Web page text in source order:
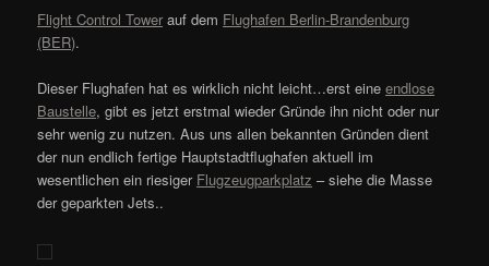
Flight Control Tower auf dem Flughafen Berlin-Brandenburg
(BER).
Dieser Flughafen hat es wirklich nicht leicht…erst eineendlose
Baustelle, gibt es jetzt erstmal wieder Gründe ihn nicht oder nur
sehr wenig zu nutzen. Aus uns allen bekannten Gründen dient
der nun endlich fertige Hauptstadtflughafen aktuell im
wesentlichen ein riesiger Flugzeugparkplatz – siehe die Masse
der geparkten Jets..